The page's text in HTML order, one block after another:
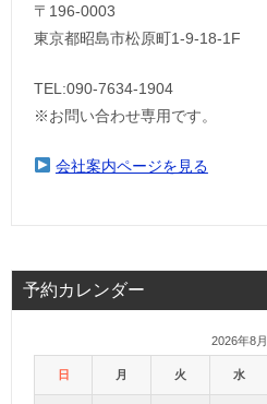
〒196-0003
東京都昭島市松原町1-9‐18‐1F
TEL:090-7634-1904
※お問い合わせ専用です。
会社案内ページを見る
予約カレンダー
2026年8月
日 月 火 水